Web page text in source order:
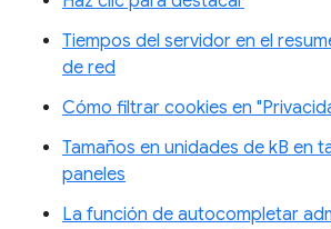
Tiempos del servidor en el
de red
Cómo filtrar cookies en
Tamaños en unidades de kB en
paneles
La función de autocompletar